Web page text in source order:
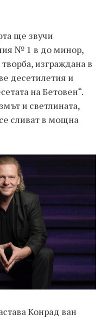
ще звучи
№ 1 в до минор,
изграждана в
десетилетия и
на Бетовен“.
и светлината,
сливат в мощна
Конрад ван